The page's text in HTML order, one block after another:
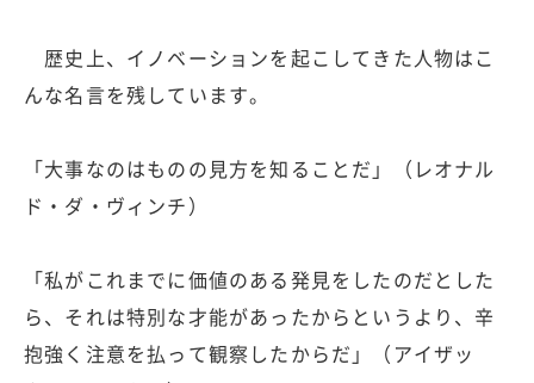
歴史上、イノベーションを起こしてきた人物はこ
んな名言を残しています。
「大事なのはものの見方を知ることだ」（レオナル
ド・ダ・ヴィンチ）
「私がこれまでに価値のある発見をしたのだとした
ら、それは特別な才能があったからというより、辛
抱強く注意を払って観察したからだ」（アイザッ